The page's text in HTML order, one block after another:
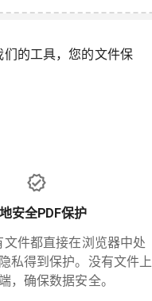
的工具，您的文件保
安全PDF保护
文件都直接在浏览器中处
私得到保护。没有文件上
，确保数据安全。